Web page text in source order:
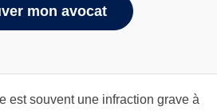
mon avocat
est souvent une infraction grave à